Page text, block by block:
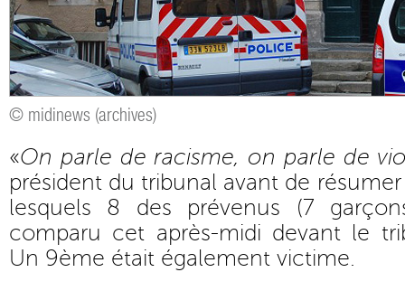
© midinews (archives)
«On parle de racisme, on parle de
président du tribunal avant de
lesquels 8 des prévenus (7
comparu cet après-midi devant le
Un 9ème était également victime.